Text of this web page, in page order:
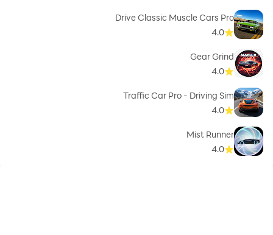
Drive Classic Muscle Cars Pro
4.0
Gear Grind
4.0
Traffic Car Pro - Driving Sim
4.0
Mist Runner
4.0